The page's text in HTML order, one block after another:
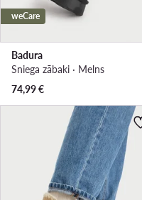
weCare
Badura
Sniega zābaki · Melns
74,99€